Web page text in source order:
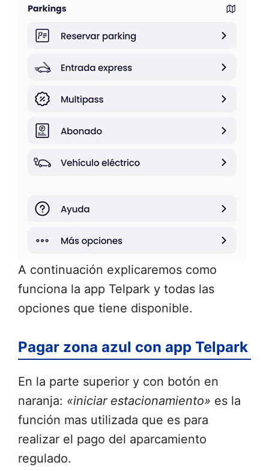
A continuación explicaremos como
funciona la app Telpark y todas las
opciones que tiene disponible.
Pagar zona azul con app Telpark
En la parte superior y con botón en
naranja: «iniciar estacionamiento» es la
función mas utilizada que es para
realizar el pago del aparcamiento
regulado.